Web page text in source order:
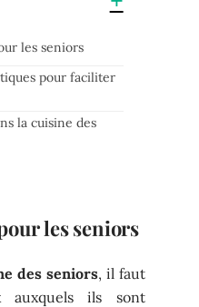
les seniors
pour faciliter
la cuisine des
les seniors
des seniors, il faut
auxquels ils sont